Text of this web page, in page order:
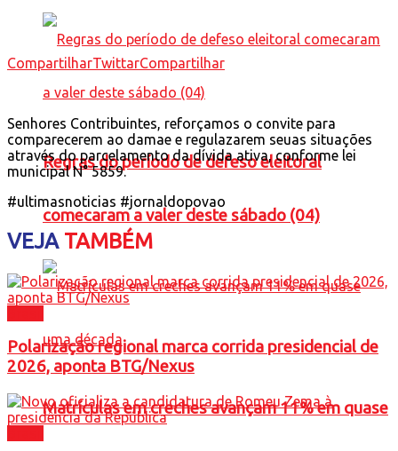
Regras do período de defeso eleitoral
comecaram a valer deste sábado (04)
Matrículas em creches avançam 11% em quase
CompartilharTwittarCompartilhar
Senhores Contribuintes, reforçamos o convite para
comparecerem ao damae e regulazarem seuas situações
através do parcelamento da dívida ativa, conforme lei
municipal N° 5859.
#ultimasnoticias #jornaldopovao
VEJATAMBÉM
Polarização regional marca corrida presidencial de
2026, aponta BTG/Nexus